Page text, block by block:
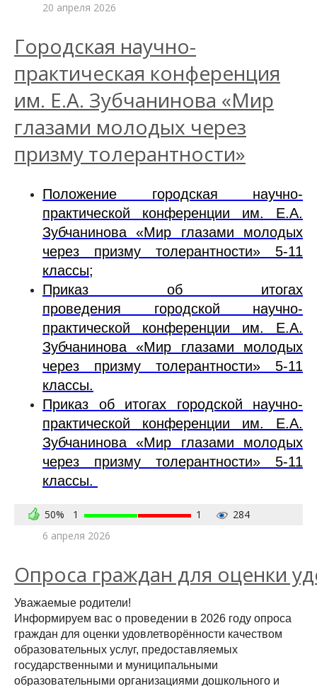
20 апреля 2026
Городская научно-
практическая конференция
им. Е.А. Зубчанинова «Мир
глазами молодых через
призму толерантности»
Положение городская научно-
практической конференции им. Е.А.
Зубчанинова «Мир глазами молодых
через призму толерантности» 5-11
классы;
Приказ об итогах
проведения городской научно-
практической конференции им. Е.А.
Зубчанинова «Мир глазами молодых
через призму толерантности» 5-11
классы.
Приказ об итогах городской научно-
практической конференции им. Е.А.
Зубчанинова «Мир глазами молодых
через призму толерантности» 5-11
классы.
50% 1 1
284
6 апреля 2026
Опроса граждан для оценки
Уважаемые родители!
Информируем вас о проведении в 2026 году опроса
граждан для оценки удовлетворённости качеством
образовательных услуг, предоставляемых
государственными и муниципальными
образовательными организациями дошкольного и